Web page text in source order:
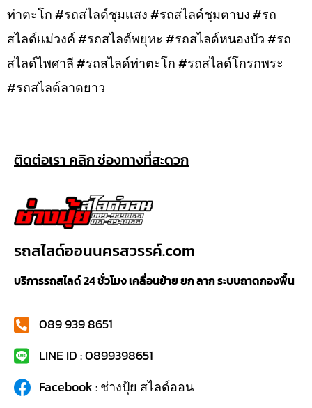
ท่าตะโก #รถสไลด์ชุมเเสง #รถสไลด์ชุมตาบง #รถ
สไลด์เเม่วงค์ #รถสไลด์พยุหะ #รถสไลด์หนองบัว #รถ
สไลด์ไพศาลี #รถสไลด์ท่าตะโก #รถสไลด์โกรกพระ
#รถสไลด์ลาดยาว
ติดต่อเรา คลิก ช่องทางที่สะดวก
รถสไลด์ออนนครสวรรค์.com
บริการรถสไลด์ 24 ชั่วโมง เคลื่อนย้าย ยก ลาก ระบบถาดกองพื้น
089 939 8651
LINE ID : 0899398651
Facebook : ช่างปุ้ย สไลด์ออน